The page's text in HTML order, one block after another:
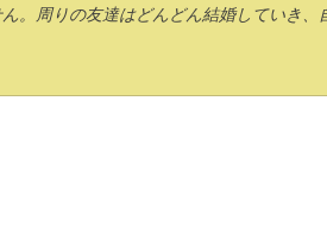
。周りの友達はどんどん結婚していき